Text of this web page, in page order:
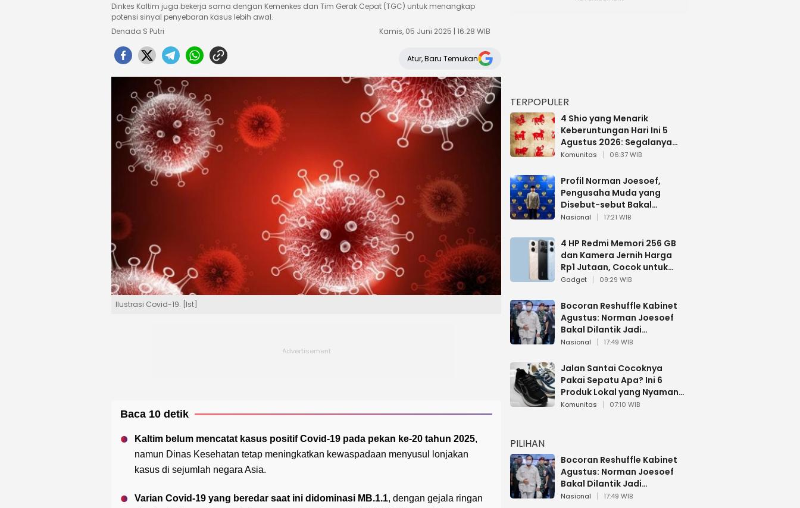
Dinkes Kaltim juga bekerja sama dengan Kemenkes dan Tim Gerak Cepat (TGC) untuk menangkap
potensi sinyal penyebaran kasus lebih awal.
Denada S Putri
Kamis, 05 Juni 2025 | 16:28 WIB
Atur, Baru Temukan
Ilustrasi Covid-19. [Ist]
Baca 10 detik
Kaltim belum mencatat kasus positif Covid-19 pada pekan ke-20 tahun 2025,
namun Dinas Kesehatan tetap meningkatkan kewaspadaan menyusul lonjakan
kasus di sejumlah negara Asia.
Varian Covid-19 yang beredar saat ini didominasi MB.1.1, dengan gejala ringan
TERPOPULER
4 Shio yang Menarik
Keberuntungan Hari Ini 5
Agustus 2026: Segalanya
Berjalan Lancar
Komunitas 06:37 WIB
Profil Norman Joesoef,
Pengusaha Muda yang
Disebut-sebut Bakal
Dilantik Jadi Wamenhan RI
Nasional 17:21 WIB
4 HP Redmi Memori 256 GB
dan Kamera Jernih Harga
Rp1 Jutaan, Cocok untuk
Multitasking
Gadget 09:29 WIB
Bocoran Reshuffle Kabinet
Agustus: Norman Joesoef
Bakal Dilantik Jadi
Wamenhan RI
Nasional 17:49 WIB
Jalan Santai Cocoknya
Pakai Sepatu Apa? Ini 6
Produk Lokal yang Nyaman
Buat 17 Agustusan
Komunitas 07:10 WIB
PILIHAN
Bocoran Reshuffle Kabinet
Agustus: Norman Joesoef
Bakal Dilantik Jadi
Wamenhan RI
Nasional 17:49 WIB